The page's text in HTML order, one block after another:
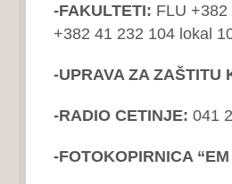
-FAKULTETI: FLU
+382 41 232 104 lokal
-UPRAVA ZA
-RADIO CETINJE: 041
-FOTOKOPIRNICA